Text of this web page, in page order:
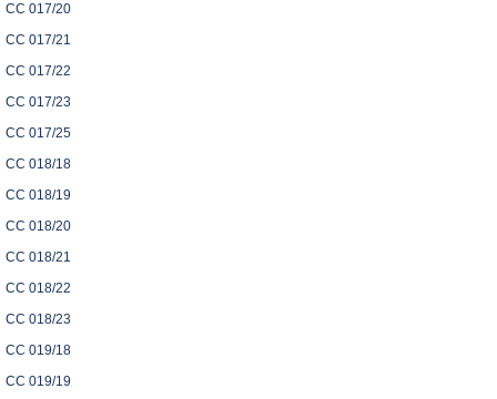
CC 017/20
CC 017/21
CC 017/22
CC 017/23
CC 017/25
CC 018/18
CC 018/19
CC 018/20
CC 018/21
CC 018/22
CC 018/23
CC 019/18
CC 019/19